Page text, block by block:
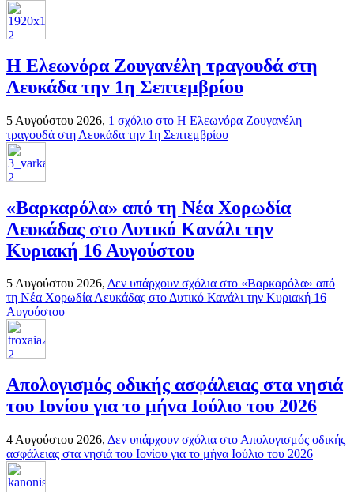
Η Ελεωνόρα Ζουγανέλη τραγουδά στη
Λευκάδα την 1η Σεπτεμβρίου
5 Αυγούστου 2026, 1 σχόλιο στο Η Ελεωνόρα Ζουγανέλη
τραγουδά στη Λευκάδα την 1η Σεπτεμβρίου
«Βαρκαρόλα» από τη Νέα Χορωδία
Λευκάδας στο Δυτικό Κανάλι την
Κυριακή 16 Αυγούστου
5 Αυγούστου 2026, Δεν υπάρχουν σχόλια στο «Βαρκαρόλα» από
τη Νέα Χορωδία Λευκάδας στο Δυτικό Κανάλι την Κυριακή 16
Αυγούστου
Απολογισμός οδικής ασφάλειας στα νησιά
του Ιονίου για το μήνα Ιούλιο του 2026
4 Αυγούστου 2026, Δεν υπάρχουν σχόλια στο Απολογισμός οδικής
ασφάλειας στα νησιά του Ιονίου για το μήνα Ιούλιο του 2026